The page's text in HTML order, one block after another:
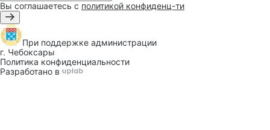
Вы соглашаетесь с политикой конфиденц-ти
При поддержке администрации
г. Чебоксары
Политика конфиденциальности
Разработано в